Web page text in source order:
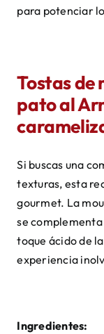
para potenciar
Tostas de
pato al
Si buscas una
texturas, esta
gourmet. La
se
toque ácido de
experiencia
Ingredientes: